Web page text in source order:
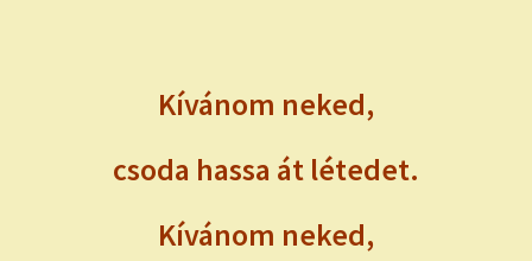
Kívánom neked,
csoda hassa át létedet.
Kívánom neked,